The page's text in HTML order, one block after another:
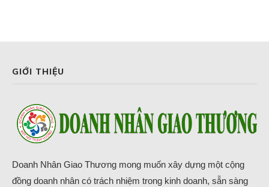
GIỚI THIỆU
Doanh Nhân Giao Thương mong muốn xây dựng một cộng
đồng doanh nhân có trách nhiệm trong kinh doanh, sẵn sàng